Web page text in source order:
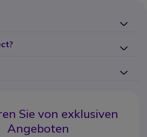
Sie von exklusiven
Angeboten